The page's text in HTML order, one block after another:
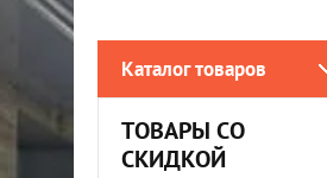
Каталог товаров
ТОВАРЫ СО
СКИДКОЙ